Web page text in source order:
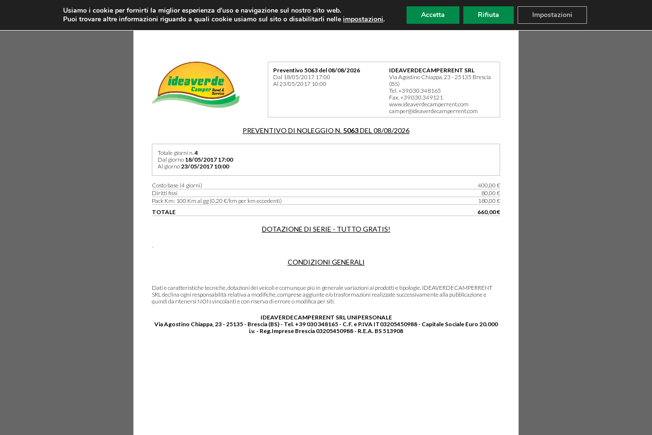
IDEAVERDECAMPERRENT SRL
Via Agostino Chiappa, 23 - 25135 Brescia
(BS)
Tel. +39.030.348165
Fax. +39.030.349121
www.ideaverdecamperrent.com
camper@ideaverdecamperrent.com
Preventivo 5063 del 08/08/2026
Dal 18/05/2017 17:00
Al 23/05/2017 10:00
PREVENTIVO DI NOLEGGIO N. 5063DEL 08/08/2026
Totale giorni n.4
Dal giorno 18/05/2017 17:00
Al giorno23/05/2017 10:00
Costo base (4 giorni)
400,00 €
Diritti fissi
80,00 €
Pack Km: 100 Km al gg (0,20 €/km per km eccedenti)
180,00 €
TOTALE
660,00 €
DOTAZIONE DI SERIE - TUTTO GRATIS!
.
CONDIZIONI GENERALI
Dati e caratteristiche tecniche, dotazioni dei veicoli e comunque più in generale variazioni ai prodotti e tipologie, IDEAVERDECAMPERRENT
SRL declina ogni responsabilità relativa a modifiche, comprese aggiunte e/o trasformazioni realizzate successivamente alla pubblicazione e
quindi da ritenersi NON vincolanti e con riserva di errore o modifica per siti.
IDEAVERDECAMPERRENT SRL UNIPERSONALE
Via Agostino Chiappa, 23 - 25135 - Brescia (BS) - Tel. +39 030 348165 - C.F. e P.IVA IT03205450988 - Capitale Sociale Euro 20.000
i.v. - Reg.Imprese Brescia 03205450988 - R.E.A. BS 513908
Usiamo i cookie per fornirti la miglior esperienza d'uso e navigazione sul nostro sito web.
Puoi trovare altre informazioni riguardo a quali cookie usiamo sul sito o disabilitarli nelleimpostazioni. Accetta Rifiuta Impostazioni